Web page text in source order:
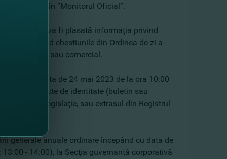
fi publicată în ”Monitorul Oficial”.
aprilie 2023 va fi plasată informaţia privind
privind chestiunile din Ordinea de zi a
bancar sau comercial.
pe data de 24 mai 2023 de la ora 10:00
prezenta acte de identitate (buletin sau
stabilit de legislaţie, sau extrasul din Registrul
juridice.
generale anuale ordinare începând cu data de
- 14:00), la Secţia guvernanţă corporativă